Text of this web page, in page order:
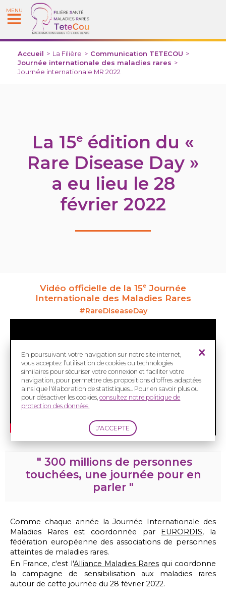
En poursuivant votre navigation sur notre site internet,
vous acceptez l’utilisation de cookies ou technologies
similaires pour sécuriser votre connexion et faciliter votre
navigation, pour permettre des propositions d'offres adaptées
ainsi que l'élaboration de statistiques... Pour en savoir plus ou
pour désactiver les cookies,consultez notre politique de
protection des données.
MENU
Accueil > La Filière > Communication TETECOU >
Journée internationale des maladies rares >
Journée internationale MR 2022
La 15e édition du «
Rare Disease Day »
a eu lieu le 28
février 2022
Vidéo officielle de la 15e Journée
Internationale des Maladies Rares
#RareDiseaseDay
" 300 millions de personnes
touchées, une journée pour en
parler "
Comme chaque année la Journée Internationale des
Maladies Rares est coordonnée par EURORDIS, la
fédération européenne des associations de personnes
atteintes de maladies rares.
En France, c'est l'Alliance Maladies Rares qui coordonne
la campagne de sensibilisation aux maladies rares
autour de cette journée du 28 février 2022.